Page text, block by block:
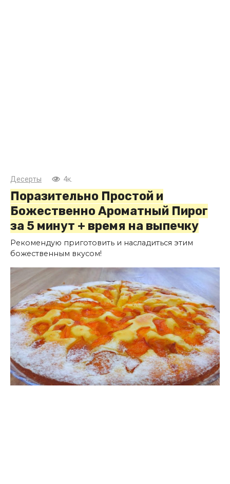
Десерты 4к.
Поразительно Простой и
Божественно Ароматный Пирог
за 5 минут + время на выпечку
Рекомендую приготовить и насладиться этим
божественным вкусом!